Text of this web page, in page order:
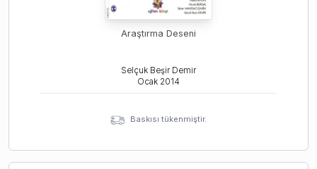
Araştırma Deseni
Selçuk Beşir Demir
Ocak 2014
Baskısı tükenmiştir.